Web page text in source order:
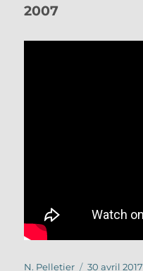
2007
Auteur
N. Pelletier
Publié
30 avril 2017